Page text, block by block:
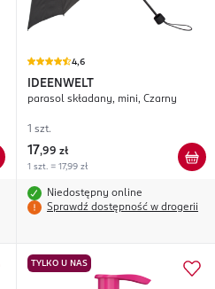
4,6
IDEENWELT
parasol składany, mini, Czarny
1 szt.
17,99 zł
1 szt. = 17,99 zł
Niedostępny online
Sprawdź dostępność w drogerii
TYLKO U NAS